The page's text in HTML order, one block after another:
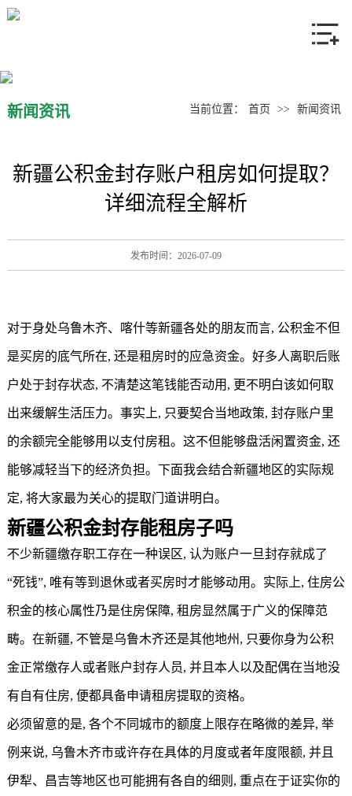
产品中心
新闻资讯 当前位置： 首页 >> 新闻资讯
新疆公积金封存账户租房如何提取？
详细流程全解析
发布时间：2026-07-09
对于身处乌鲁木齐、喀什等新疆各处的朋友而言, 公积金不但
是买房的底气所在, 还是租房时的应急资金。好多人离职后账
户处于封存状态, 不清楚这笔钱能否动用, 更不明白该如何取
出来缓解生活压力。事实上, 只要契合当地政策, 封存账户里
的余额完全能够用以支付房租。这不但能够盘活闲置资金, 还
能够减轻当下的经济负担。下面我会结合新疆地区的实际规
定, 将大家最为关心的提取门道讲明白。
新疆公积金封存能租房子吗
不少新疆缴存职工存在一种误区, 认为账户一旦封存就成了
“死钱”, 唯有等到退休或者买房时才能够动用。实际上, 住房公
积金的核心属性乃是住房保障, 租房显然属于广义的保障范
畴。在新疆, 不管是乌鲁木齐还是其他地州, 只要你身为公积
金正常缴存人或者账户封存人员, 并且本人以及配偶在当地没
有自有住房, 便都具备申请租房提取的资格。
必须留意的是, 各个不同城市的额度上限存在略微的差异, 举
例来说, 乌鲁木齐市或许存在具体的月度或者年度限额, 并且
伊犁、昌吉等地区也可能拥有各自的细则, 重点在于证实你的